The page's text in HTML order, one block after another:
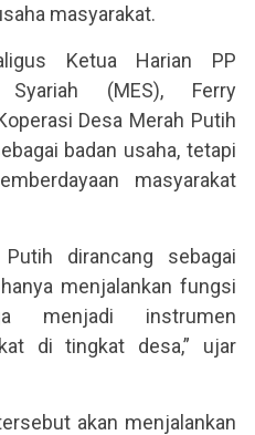
masyarakat.
Ketua Harian PP
Syariah (MES), Ferry
Desa Merah Putih
badan usaha, tetapi
masyarakat
dirancang sebagai
menjalankan fungsi
menjadi instrumen
di tingkat desa,” ujar
akan menjalankan